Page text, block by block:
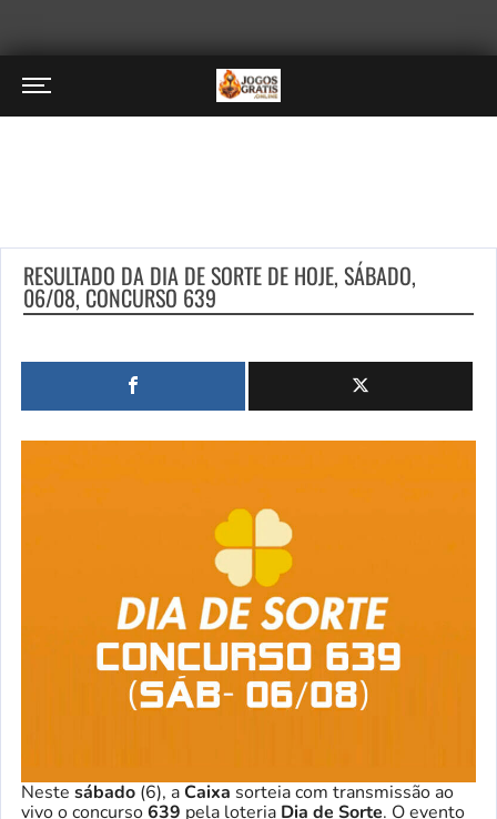
RESULTADO DA DIA DE SORTE DE HOJE, SÁBADO,
06/08, CONCURSO 639
Neste sábado (6), aCaixa sorteia com transmissão ao
vivo o concurso639 pela loteria Dia de Sorte. O evento